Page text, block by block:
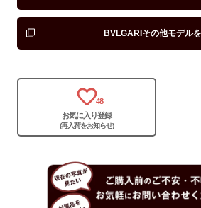
BVLGARIその他モデル
48
お気に入り登録
(再入荷をお知らせ)
保証書